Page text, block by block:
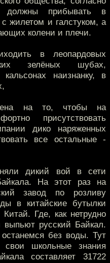
должны прибывать в
жилетом и галстуком, а
колени и плечи.
в леопардовых
зелёных шубах,
наизнанку, в
на то, чтобы на
присутствовать
дико наряженных
все остальные -
дикий вой в сети
На этот раз на
завод по розливу
в китайские бутылки
Где, как нетрудно
выпьют русский Байкал.
без воды. Тут
школьные знания
составляет 31722